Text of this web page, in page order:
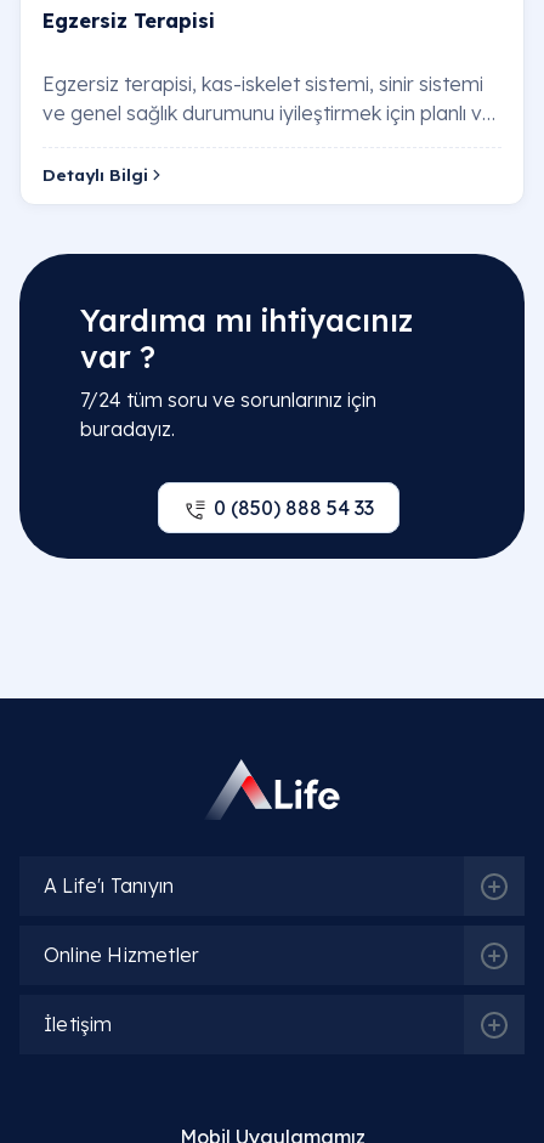
Egzersiz Terapisi
Egzersiz terapisi, kas-iskelet sistemi, sinir sistemi
ve genel sağlık durumunu iyileştirmek için planlı ve
kontrollü fiziksel aktivitelerle …
Detaylı Bilgi
Yardıma mı ihtiyacınız
var ?
7/24 tüm soru ve sorunlarınız için
buradayız.
0 (850) 888 54 33
A Life'ı Tanıyın
Online Hizmetler
İletişim
Mobil Uygulamamız